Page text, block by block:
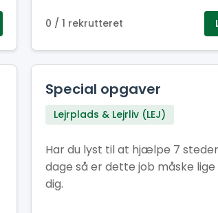
sanitetsområder til at skinne
nypudset porcelænstronstol?
dig, vi leder efter som vores
og Toiletchef.
0 / 1 rekrutteret
Special opgaver
Lejrplads & Lejrliv (LEJ)
Har du lyst til at hjælpe 7
dage så er dette job måske
dig.